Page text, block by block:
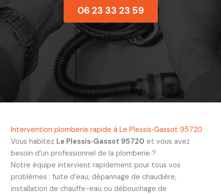
06 23 33 23 59
Intervention plomberie rapide à Le Plessis‑Gassot 95720
Vous habitez Le Plessis‑Gassot 95720 et vous avez
besoin d’un professionnel de la plomberie ?
Notre équipe intervient rapidement pour tous vos
problèmes : fuite d’eau, dépannage de chaudière,
installation de chauffe-eau ou débouchage de